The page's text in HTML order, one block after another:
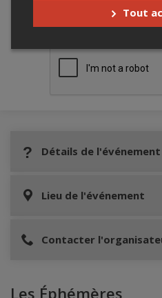
Merci de confirmer
robot
Détails de l'événement
Lieu de l'événement
Contacter
Les Éphémères
Tout